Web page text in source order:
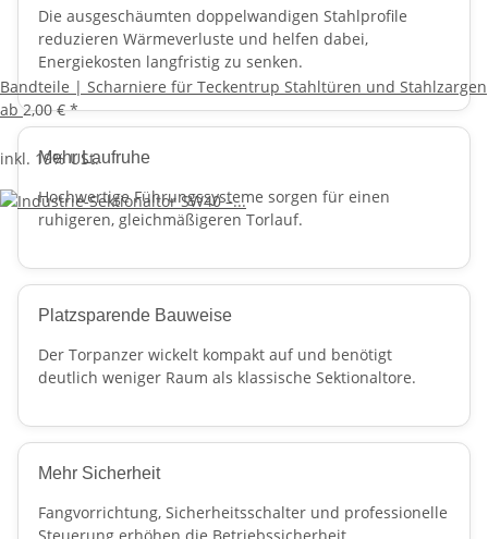
Die ausgeschäumten doppelwandigen Stahlprofile
reduzieren Wärmeverluste und helfen dabei,
Energiekosten langfristig zu senken.
Mehr Laufruhe
Hochwertige Führungssysteme sorgen für einen
ruhigeren, gleichmäßigeren Torlauf.
Platzsparende Bauweise
Der Torpanzer wickelt kompakt auf und benötigt
deutlich weniger Raum als klassische Sektionaltore.
Mehr Sicherheit
Fangvorrichtung, Sicherheitsschalter und professionelle
Bandteile | Scharniere für Teckentrup Stahltüren und Stahlzargen
ab2,00 €*
inkl. 19% USt.